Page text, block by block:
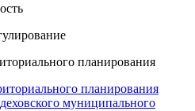
планирования
планирования
муниципального